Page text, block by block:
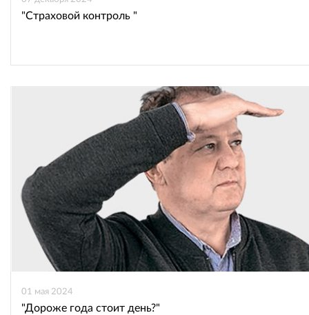
"Страховой контроль "
01 мая 2024
"Дороже года стоит день?"